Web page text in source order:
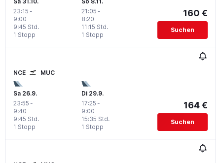
23:15 -
9:00
1 Stopp
9:45 Std.
21:05 -
8:20
1 Stopp
11:15 Std.
160 €
Suchen
NCE MUC
Sa 26.9.
23:55 -
9:40
1 Stopp
9:45 Std.
Di 29.9.
17:25 -
9:00
1 Stopp
15:35 Std.
164 €
Suchen